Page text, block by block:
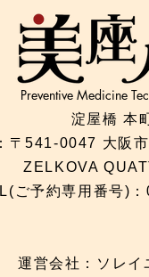
Preventive Medicine
淀屋橋 本
〒541-0047 大阪
ZELKOVA
ご予約専用番号)
運営会社：ソレイ